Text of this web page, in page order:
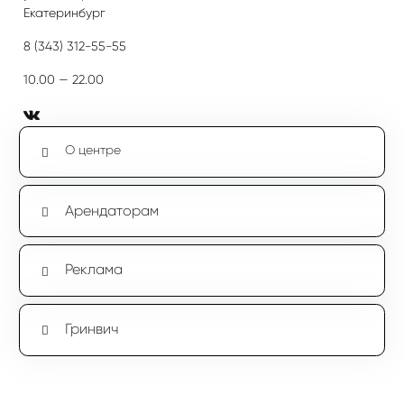
Екатеринбург
8 (343) 312-55-55
10.00 — 22.00
О центре
Арендаторам
Реклама
Гринвич